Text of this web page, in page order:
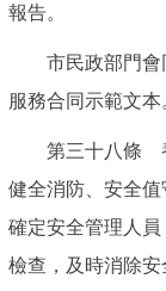
報告。
市民政部門會
服務合同示範文本
第三十八條 養
健全消防、安全值
確定安全管理人
檢查，及時消除安